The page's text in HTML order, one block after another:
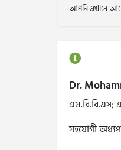
আপনি এখানে
Dr.
এম.বি.বি.এস;
সহযোগী